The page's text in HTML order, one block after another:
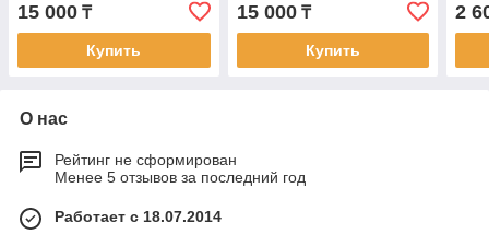
15 000 ₸
Купить
15 000₸
Купить
мл)
2
О нас
Рейтинг не сформирован
Менее 5 отзывов за последний год
Работает с 18.07.2014